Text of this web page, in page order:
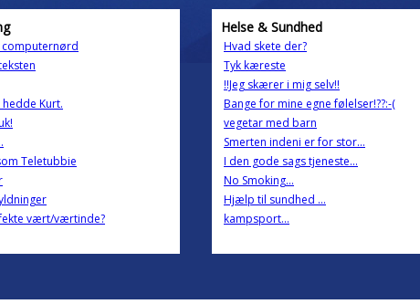
computernørd
Kurt.
Teletubbie
vært/værtinde?
Helse & Sundhed
Hvad skete der?
Tyk kæreste
!!Jeg skærer i mig selv!!
Bange for mine egne følelser!??:-(
vegetar med barn
Smerten indeni er for stor...
I den gode sags tjeneste...
No Smoking...
Hjælp til sundhed ...
kampsport...